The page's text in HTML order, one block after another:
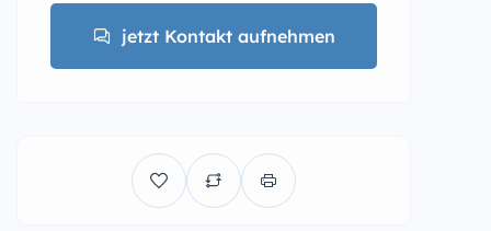
jetzt Kontakt aufnehmen